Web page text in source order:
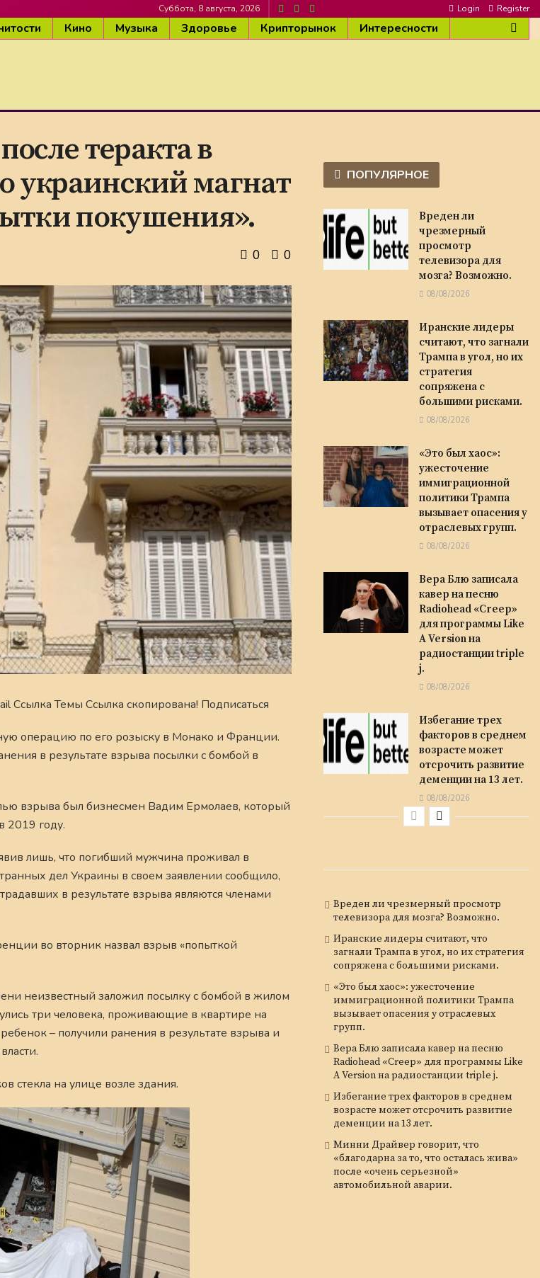
Суббота, 8 августа, 2026 Login Register
Кино Музыка Здоровье Крипторынок Интересности
теракта в
украинский магнат
покушения».
0 0
Ссылка Темы Ссылка скопирована! Подписаться
операцию по его розыску в Монако и Франции.
в результате взрыва посылки с бомбой в
взрыва был бизнесмен Вадим Ермолаев, который
2019 году.
лишь, что погибший мужчина проживал в
дел Украины в своем заявлении сообщило,
в результате взрыва являются членами
во вторник назвал взрыв «попыткой
неизвестный заложил посылку с бомбой в жилом
три человека, проживающие в квартире на
– получили ранения в результате взрыва и
стекла на улице возле здания.
ПОПУЛЯРНОЕ
Вреден ли
чрезмерный
просмотр
телевизора для
мозга? Возможно.
08/08/2026
Иранские лидеры
считают, что загнали
Трампа в угол, но их
стратегия
сопряжена с
большими рисками.
08/08/2026
«Это был хаос»:
ужесточение
иммиграционной
политики Трампа
вызывает опасения у
отраслевых групп.
08/08/2026
Вера Блю записала
кавер на песню
Radiohead «Creep»
для программы Like
A Version на
радиостанции triple
j.
08/08/2026
Избегание трех
факторов в среднем
возрасте может
отсрочить развитие
деменции на 13 лет.
08/08/2026
Вреден ли чрезмерный просмотр
телевизора для мозга? Возможно.
Иранские лидеры считают, что
загнали Трампа в угол, но их стратегия
сопряжена с большими рисками.
«Это был хаос»: ужесточение
иммиграционной политики Трампа
вызывает опасения у отраслевых
групп.
Вера Блю записала кавер на песню
Radiohead «Creep» для программы Like
A Version на радиостанции triple j.
Избегание трех факторов в среднем
возрасте может отсрочить развитие
деменции на 13 лет.
Минни Драйвер говорит, что
«благодарна за то, что осталась жива»
после «очень серьезной»
автомобильной аварии.